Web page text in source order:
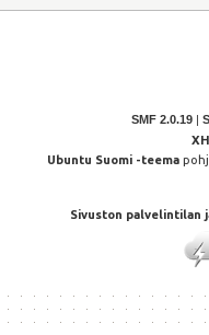
SMF 2.0.19
Ubuntu Suomi -teema
Sivuston palvelintilan